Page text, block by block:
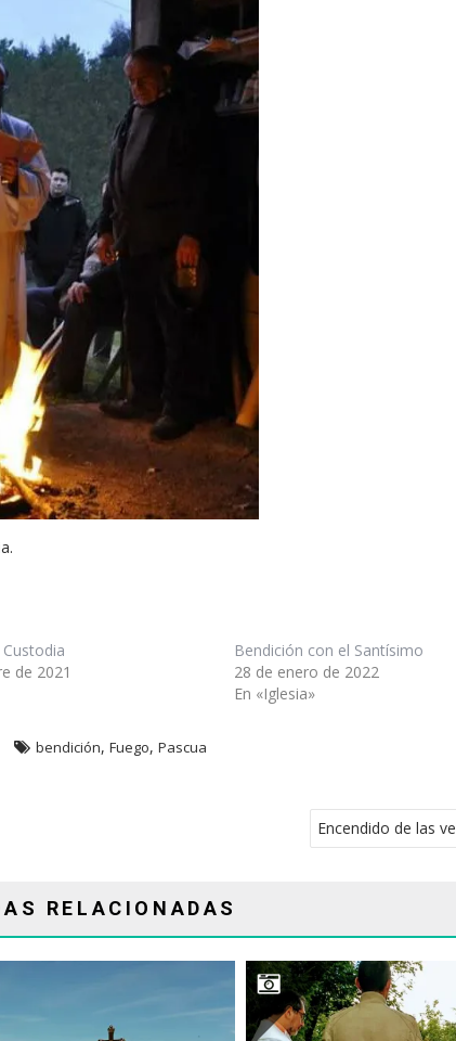
de 2021
Bendición con el Santísimo
28 de enero de 2022
En «Iglesia»
bendición,Fuego,Pascua
Encendido de las
RELACIONADAS